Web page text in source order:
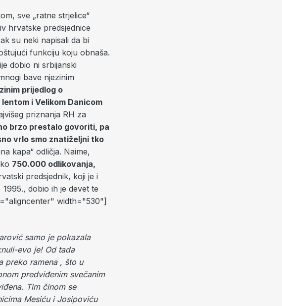
sve „ratne strjelice“
hrvatske predsjednice
su neki napisali da bi
funkciju koju obnaša.
dobio ni srbijanski
bave njezinim
prijedlog o
i Velikom Danicom
priznanja RH za
brzo prestalo govoriti, pa
vrlo smo znatiželjni tko
kapa“ odličja. Naime,
750.000 odlikovanja,
predsjednik, koji je i
dobio ih je devet te
width="530"]
samo je pokazala
evo je! Od tada
preko ramena , što u
predviđenim svečanim
Tim činom se
Mesiću i Josipoviću